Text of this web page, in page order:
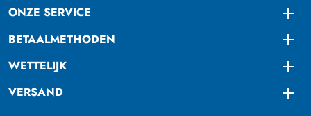
ONZE SERVICE
BETAALMETHODEN
WETTELIJK
VERSAND